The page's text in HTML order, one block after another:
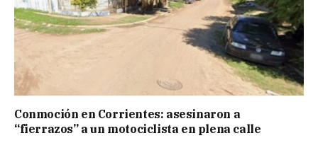
Conmoción en Corrientes: asesinaron a
“fierrazos” a un motociclista en plena calle